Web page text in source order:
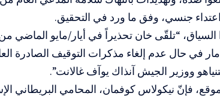
جنسي، وفق ما ورد في التحقيق.
“تلقّى خان تحذيراً في أيار/مايو الماضي من
في حال عدم إلغاء مذكرات التوقيف الصادرة
ووزير الجيش آنذاك يوآف غالانت”.
فإنّ نيكولاس كوفمان، المحامي البريطاني